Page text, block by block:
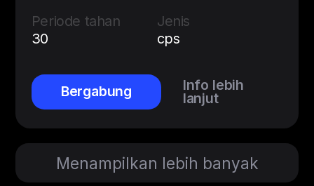
Periode tahan
30
Jenis
cps
Bergabung Info lebih
lanjut
Menampilkan lebih banyak